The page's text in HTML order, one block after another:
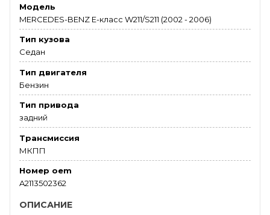
Модель
MERCEDES-BENZ E-класс W211/S211 (2002 - 2006)
Тип кузова
Седан
Тип двигателя
Бензин
Тип привода
задний
Трансмиссия
МКПП
Номер oem
A2113502362
ОПИСАНИЕ